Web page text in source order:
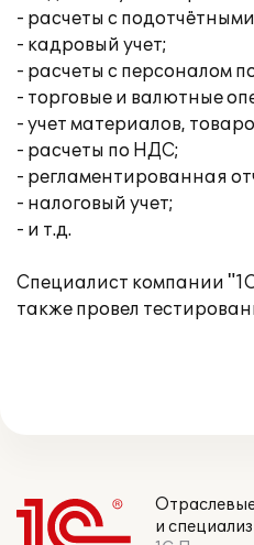
- расчеты с
- кадровый учет;
- расчеты с персоналом
- торговые и валютные
- учет материалов,
- расчеты по НДС;
- регламентированная
- налоговый учет;
- и т.д.
Специалист компании
также провел
и